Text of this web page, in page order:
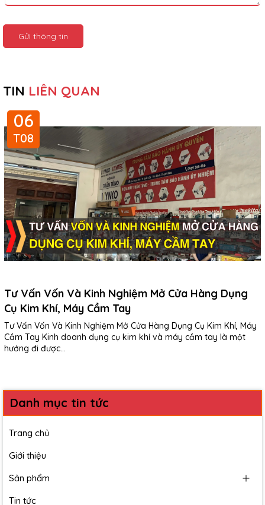
Gửi thông tin
TIN LIÊN QUAN
06
T08
Tư Vấn Vốn Và Kinh Nghiệm Mở Cửa Hàng Dụng
Cụ Kim Khí, Máy Cầm Tay
Tư Vấn Vốn Và Kinh Nghiệm Mở Cửa Hàng Dụng Cụ Kim Khí, Máy
Cầm Tay Kinh doanh dụng cụ kim khí và máy cầm tay là một
hướng đi được...
Danh mục tin tức
Trang chủ
Giới thiệu
Sản phẩm
Tin tức